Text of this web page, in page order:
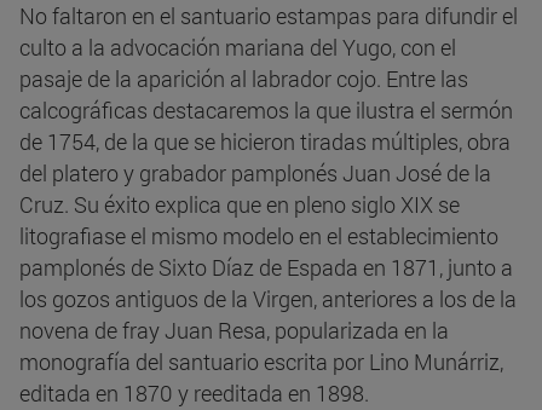
No faltaron en el santuario estampas para difundir el
culto a la advocación mariana del Yugo, con el
pasaje de la aparición al labrador cojo. Entre las
calcográficas destacaremos la que ilustra el sermón
de 1754, de la que se hicieron tiradas múltiples, obra
del platero y grabador pamplonés Juan José de la
Cruz. Su éxito explica que en pleno siglo XIX se
litografiase el mismo modelo en el establecimiento
pamplonés de Sixto Díaz de Espada en 1871, junto a
los gozos antiguos de la Virgen, anteriores a los de la
novena de fray Juan Resa, popularizada en la
monografía del santuario escrita por Lino Munárriz,
editada en 1870 y reeditada en 1898.